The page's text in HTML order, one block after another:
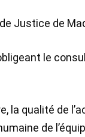
Justice de
le
la qualité de
de